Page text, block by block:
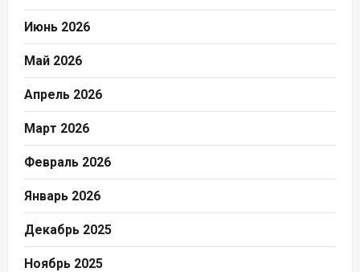
Июнь 2026
Май 2026
Апрель 2026
Март 2026
Февраль 2026
Январь 2026
Декабрь 2025
Ноябрь 2025